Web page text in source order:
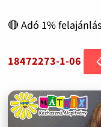
🔴 Adó 1%
18472273-1-06